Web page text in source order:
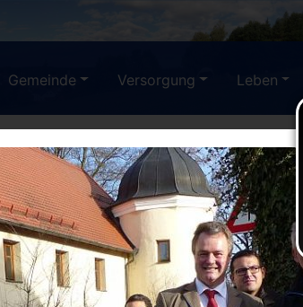
Gemeinde Versorgung Leben